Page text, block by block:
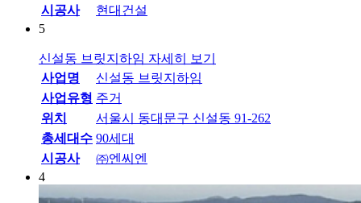
시공사
현대건설
5
신설동 브릿지하임 자세히 보기
사업명
신설동 브릿지하임
사업유형 주거
위치
서울시 동대문구 신설동 91-262
총세대수 90세대
시공사
㈜엔씨엔
4